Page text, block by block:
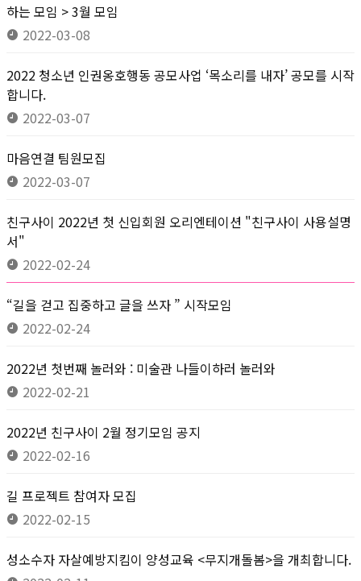
하는 모임 > 3월 모임
2022-03-08
2022 청소년 인권옹호행동 공모사업 ‘목소리를 내자’ 공모를 시작
합니다.
2022-03-07
마음연결 팀원모집
2022-03-07
친구사이 2022년 첫 신입회원 오리엔테이션 "친구사이 사용설명
서"
2022-02-24
“길을 걷고 집중하고 글을 쓰자 ” 시작모임
2022-02-24
2022년 첫번째 놀러와 : 미술관 나들이하러 놀러와
2022-02-21
2022년 친구사이 2월 정기모임 공지
2022-02-16
길 프로젝트 참여자 모집
2022-02-15
성소수자 자살예방지킴이 양성교육 <무지개돌봄>을 개최합니다.